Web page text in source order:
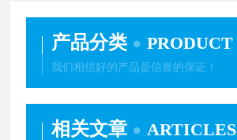
产品分类 PRODUCT
我们相信好的产品是信誉的保证！
相关文章 ARTICLES